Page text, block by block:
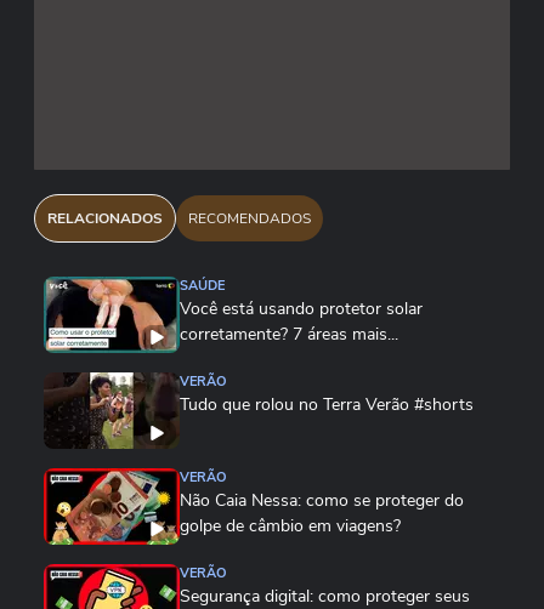
RELACIONADOS RECOMENDADOS
SAÚDE
Você está usando protetor solar
corretamente? 7 áreas mais...
VERÃO
Tudo que rolou no Terra Verão #shorts
VERÃO
Não Caia Nessa: como se proteger do
golpe de câmbio em viagens?
VERÃO
Segurança digital: como proteger seus